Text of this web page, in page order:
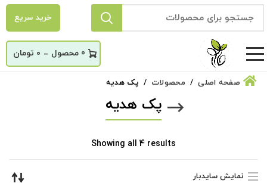
خرید سریع
0
_ ۰ تومان
صفحه اصلی محصولات پک هدیه
پک هدیه
Showing all 4 results
نمایش سایدبار